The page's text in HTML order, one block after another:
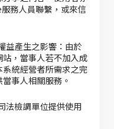
務人員聯繫，或來信
益產生之影響：由於
，當事人若不加入成
統經營者所需求之完
事人相關服務。
法檢調單位提供使用